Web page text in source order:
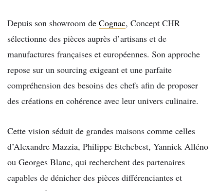
Depuis son showroom de Cognac, Concept CHR
sélectionne des pièces auprès d’artisans et de
manufactures françaises et européennes. Son approche
repose sur un sourcing exigeant et une parfaite
compréhension des besoins des chefs afin de proposer
des créations en cohérence avec leur univers culinaire.
Cette vision séduit de grandes maisons comme celles
d’Alexandre Mazzia, Philippe Etchebest, Yannick Alléno
ou Georges Blanc, qui recherchent des partenaires
capables de dénicher des pièces différenciantes et